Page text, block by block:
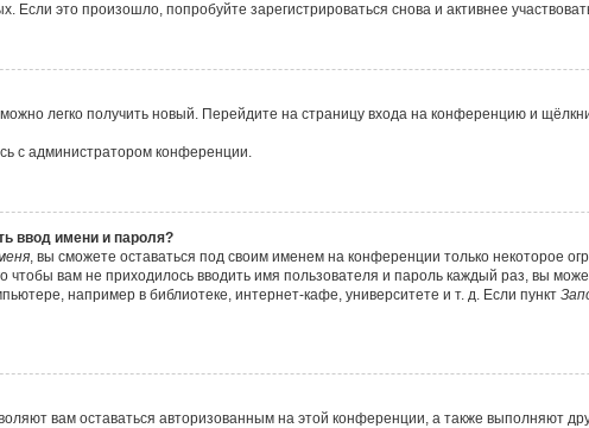
это произошло, попробуйте зарегистрироваться снова и активнее
легко получить новый. Перейдите на страницу входа на конференцию и
с администратором конференции.
ввод имени и пароля?
, вы сможете оставаться под своим именем на конференции только некоторое
чтобы вам не приходилось вводить имя пользователя и пароль каждый раз, вы
например в библиотеке, интернет-кафе, университете и т. д. Если пункт
вам оставаться авторизованным на этой конференции, а также выполняют